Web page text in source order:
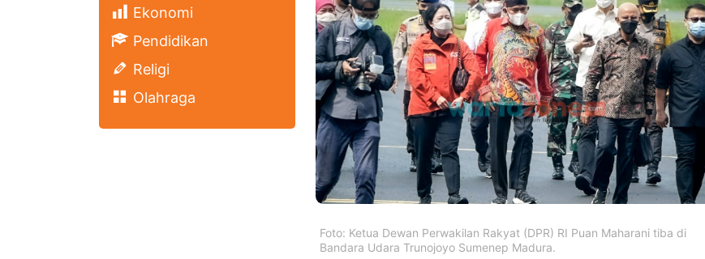
Ekonomi
Pendidikan
Religi
Olahraga
Foto: Ketua Dewan Perwakilan Rakyat (DPR) RI Puan Maharani tiba di
Bandara Udara Trunojoyo Sumenep Madura.